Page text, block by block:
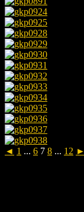
◄ 1 ... 6 7 8 ... 12 ►